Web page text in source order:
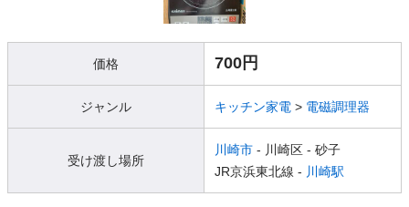
価格 700円
ジャンル キッチン家電 > 電磁調理器
受け渡し場所
川崎市 - 川崎区 - 砂子
JR京浜東北線 - 川崎駅